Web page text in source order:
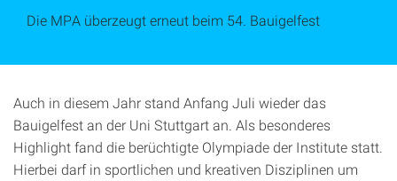
Die MPA überzeugt erneut beim 54. Bauigelfest
Auch in diesem Jahr stand Anfang Juli wieder das
Bauigelfest an der Uni Stuttgart an. Als besonderes
Highlight fand die berüchtigte Olympiade der Institute statt.
Hierbei darf in sportlichen und kreativen Disziplinen um